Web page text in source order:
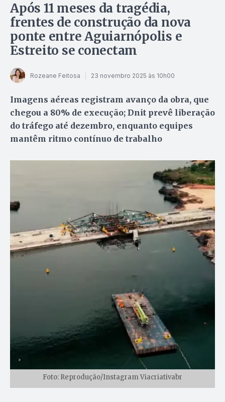
Após 11 meses da tragédia,
frentes de construção da nova
ponte entre Aguiarnópolis e
Estreito se conectam
Rozeane Feitosa 23 novembro 2025 às 10h00
Imagens aéreas registram avanço da obra, que
chegou a 80% de execução; Dnit prevê liberação
do tráfego até dezembro, enquanto equipes
mantêm ritmo contínuo de trabalho
Foto: Reprodução/Instagram Viacriativabr